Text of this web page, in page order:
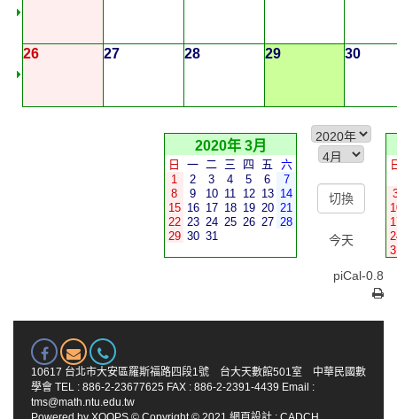
26 27 28 29 30
2020年 3月
日 一 二 三 四 五
六
1
2 3 4 5 6
7
8
9 10 11 12 13 14
15 16 17 18 19 20 21
22 23 24 25 26 27 28
29 30 31 今天
piCal-0.8
10617 台北市大安區羅斯福路四段1號 台大天數館501室 中華民國數
學會 TEL : 886-2-23677625 FAX : 886-2-2391-4439 Email :
tms@math.ntu.edu.tw